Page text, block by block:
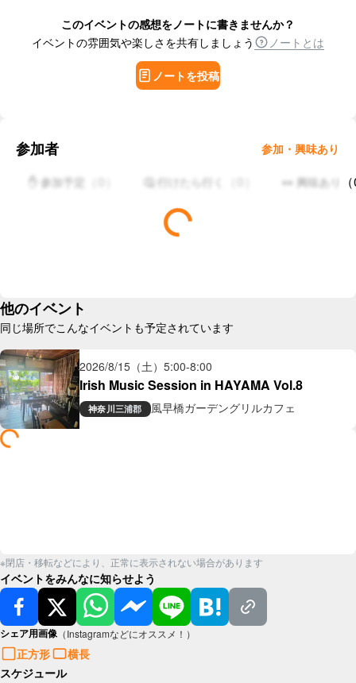
このイベントの感想をノートに書きませんか？
イベントの雰囲気や楽しさを共有しましょう
ノートとは
ノートを投稿
参加者 参加・興味あり
✋ 参加予定 🤔 行けたら行く 👀 興味あり （
他のイベント
同じ場所でこんなイベントも予定されています
2026/8/15（土） 5:00-8:00
Irish Music Session in HAYAMA Vol.8
神奈川三浦郡 風早橋ガーデングリルカフェ
※閉店・移転などにより、正常に表示されない場合があります
イベントをみんなに知らせよう
シェア用画像 （Instagramなどにオススメ！）
正方形
横長
スケジュール